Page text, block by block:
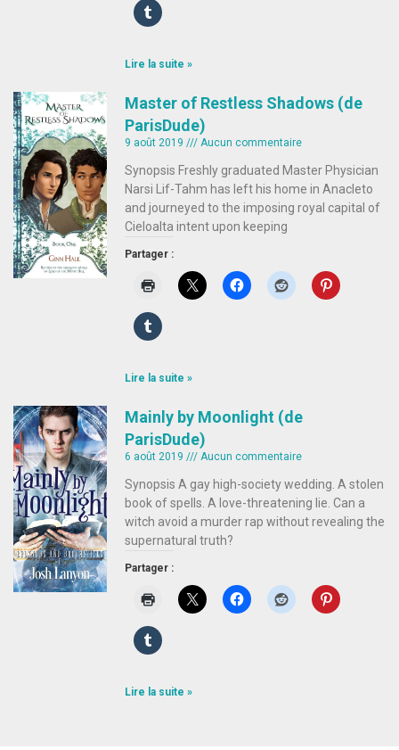
Lire la suite »
Master of Restless Shadows (de
ParisDude)
9 août 2019 Aucun commentaire
Synopsis Freshly graduated Master Physician
Narsi Lif-Tahm has left his home in Anacleto
and journeyed to the imposing royal capital of
Cieloalta intent upon keeping
Partager :
Lire la suite »
Mainly by Moonlight (de
ParisDude)
6 août 2019 Aucun commentaire
Synopsis A gay high-society wedding. A stolen
book of spells. A love-threatening lie. Can a
witch avoid a murder rap without revealing the
supernatural truth?
Partager :
Lire la suite »